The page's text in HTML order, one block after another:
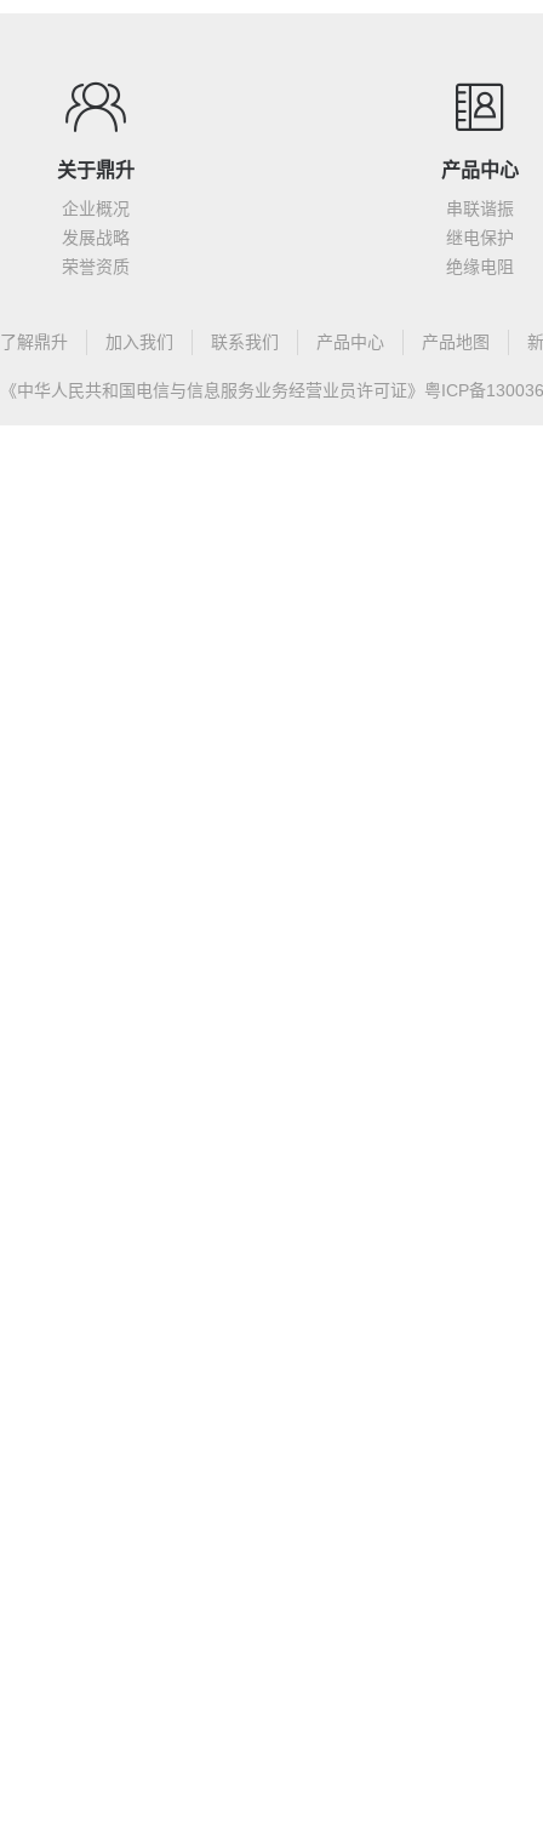
关于鼎升
企业概况
发展战略
荣誉资质
产品中心
串联谐振
继电保护
绝缘电阻
了解鼎升 加入我们 联系我们 产品中心 产品地图
《中华人民共和国电信与信息服务业务经营业员许可证》 粤ICP备